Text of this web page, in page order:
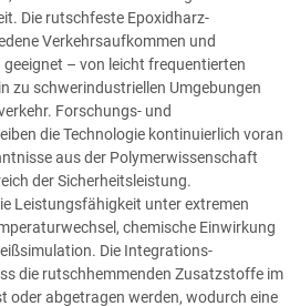
Die rutschfeste Epoxidharz-
Verkehrsaufkommen und
– von leicht frequentierten
zu schwerindustriellen Umgebungen
Forschungs- und
die Technologie kontinuierlich voran
aus der Polymerwissenschaft
der Sicherheitsleistung.
Leistungsfähigkeit unter extremen
chemische Einwirkung
Die Integrations-
die rutschhemmenden Zusatzstoffe im
oder abgetragen werden, wodurch eine